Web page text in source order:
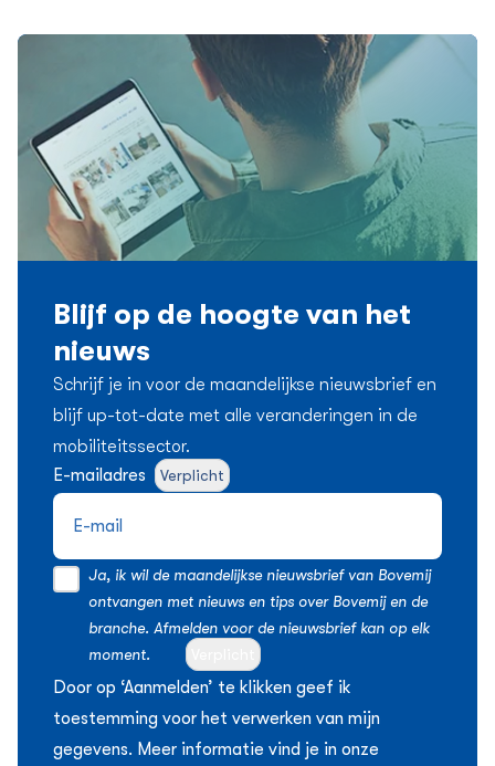
Blijf op de hoogte van het
nieuws
Schrijf je in voor de maandelijkse nieuwsbrief en
blijf up-tot-date met alle veranderingen in de
mobiliteitssector.
E-mailadres
Verplicht
Ja, ik wil de maandelijkse nieuwsbrief van Bovemij
ontvangen met nieuws en tips over Bovemij en de
branche. Afmelden voor de nieuwsbrief kan op elk
moment.
Door op ‘Aanmelden’ te klikken geef ik
toestemming voor het verwerken van mijn
gegevens. Meer informatie vind je in onze